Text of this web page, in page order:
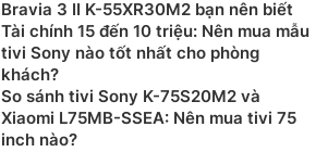
Bravia 3 II K-55XR30M2 bạn nên biết
Tài chính 15 đến 10 triệu: Nên mua mẫu
tivi Sony nào tốt nhất cho phòng
khách?
So sánh tivi Sony K-75S20M2 và
Xiaomi L75MB-SSEA: Nên mua tivi 75
inch nào?